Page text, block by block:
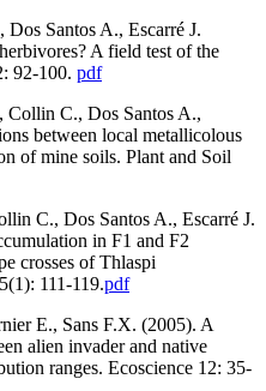
Santos A., Escarré J.
A field test of the
92-100. pdf
Collin C., Dos Santos A.,
between local metallicolous
of mine soils. Plant and Soil
C., Dos Santos A., Escarré J.
in F1 and F2
crosses of Thlaspi
111-119.pdf
E., Sans F.X. (2005). A
alien invader and native
ranges. Ecoscience 12: 35-